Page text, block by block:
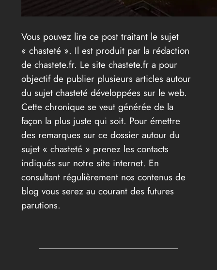
Vous pouvez lire ce post traitant le sujet
« chasteté ». Il est produit par la rédaction
de chastete.fr. Le site chastete.fr a pour
objectif de publier plusieurs articles autour
du sujet chasteté développées sur le web.
Cette chronique se veut générée de la
façon la plus juste qui soit. Pour émettre
des remarques sur ce dossier autour du
sujet « chasteté » prenez les contacts
indiqués sur notre site internet. En
consultant régulièrement nos contenus de
blog vous serez au courant des futures
parutions.